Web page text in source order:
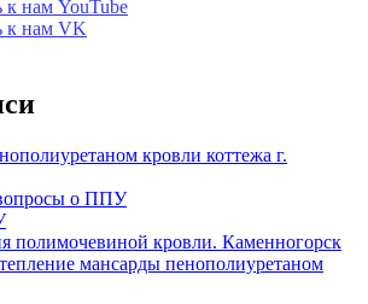
кровли коттежа г.
о ППУ
полимочевиной кровли. Каменногорск
мансарды пенополиуретаном